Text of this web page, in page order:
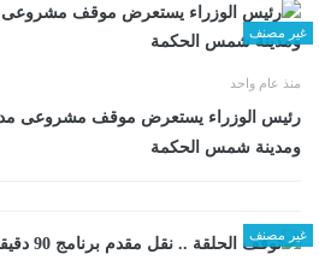
غير مصنف
منذ عام واحد
رئيس الوزراء يستعرض موقف مشروعى
ومدينة شمس الحكمة
غير مصنف